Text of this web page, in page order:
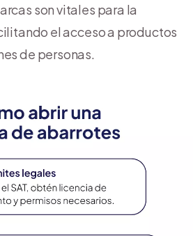
son vitales para la
el acceso a productos
de personas.